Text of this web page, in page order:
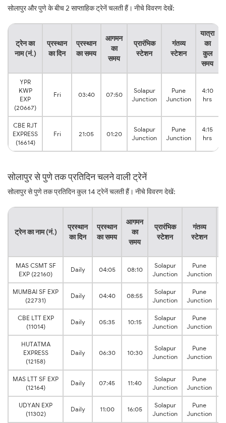
सोलापुर और पुणे के बीच 2 साप्ताहिक ट्रेनें चलती हैं। नीचे विवरण देखें:
ट्रेन का
नाम (नं.)
प्रस्थान
का दिन
प्रस्थान
का समय
आगमन
का
समय
प्रारंभिक
स्टेशन
गंतव्य
स्टेशन
यात्रा
का
कुल
समय
YPR
KWP
EXP
(20667)
Fri 03:40 07:50
Solapur
Junction
Pune
Junction
4:10
hrs
CBE RJT
EXPRESS
(16614)
Fri 21:05 01:20
Solapur
Junction
Pune
Junction
4:15
hrs
सोलापुर से पुणे तक प्रतिदिन चलने वाली ट्रेनें
सोलापुर से पुणे तक प्रतिदिन कुल 14 ट्रेनें चलती हैं। नीचे विवरण देखें:
ट्रेन का नाम (नं.)
प्रस्थान
का दिन
प्रस्थान
का समय
आगमन
का
समय
प्रारंभिक
स्टेशन
गंतव्य
स्टेशन
MAS CSMT SF
EXP (22160)
Daily 04:05 08:10
Solapur
Junction
Pune
Junction
MUMBAI SF EXP
(22731)
Daily 04:40 08:55
Solapur
Junction
Pune
Junction
CBE LTT EXP
(11014)
Daily 05:35 10:15
Solapur
Junction
Pune
Junction
HUTATMA
EXPRESS
(12158)
Daily 06:30 10:30
Solapur
Junction
Pune
Junction
MAS LTT SF EXP
(12164)
Daily 07:45 11:40
Solapur
Junction
Pune
Junction
UDYAN EXP
(11302)
Daily 11:00 16:05
Solapur
Junction
Pune
Junction